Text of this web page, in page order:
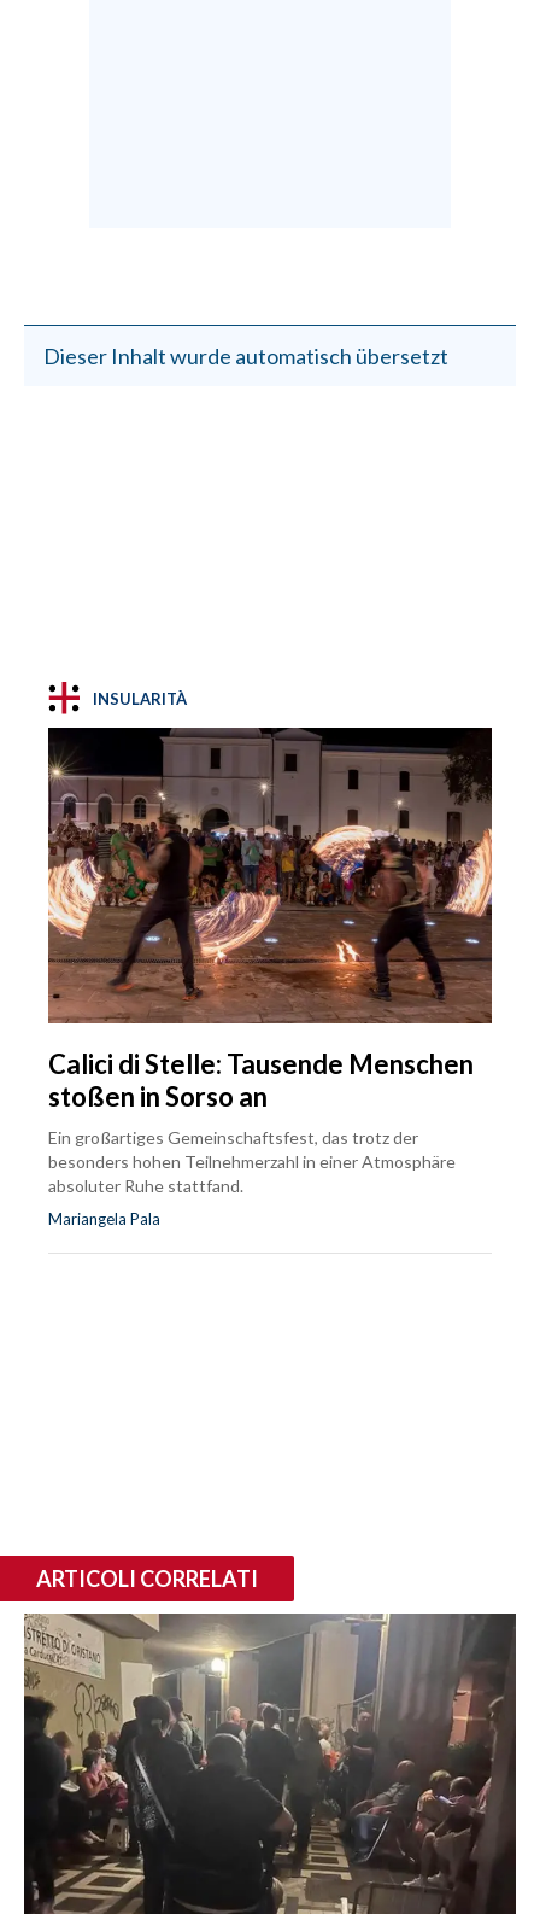
Dieser Inhalt wurde automatisch übersetzt
INSULARITÀ
Calici di Stelle: Tausende Menschen
stoßen in Sorso an
Ein großartiges Gemeinschaftsfest, das trotz der
besonders hohen Teilnehmerzahl in einer Atmosphäre
absoluter Ruhe stattfand.
Mariangela Pala
ARTICOLI CORRELATI